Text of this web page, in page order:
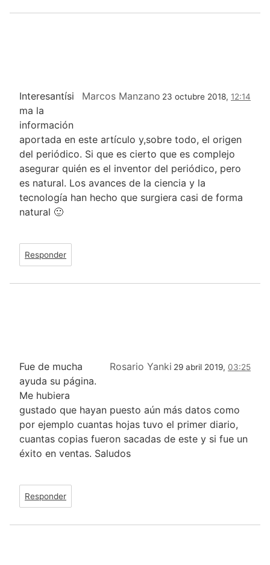
Marcos Manzano 23 octubre 2018, 12:14
Interesantísi
ma la
información
aportada en este artículo y,sobre todo, el origen
del periódico. Si que es cierto que es complejo
asegurar quién es el inventor del periódico, pero
es natural. Los avances de la ciencia y la
tecnología han hecho que surgiera casi de forma
natural 🙂
Responder
Rosario Yanki 29 abril 2019, 03:25
Fue de mucha
ayuda su página.
Me hubiera
gustado que hayan puesto aún más datos como
por ejemplo cuantas hojas tuvo el primer diario,
cuantas copias fueron sacadas de este y si fue un
éxito en ventas. Saludos
Responder